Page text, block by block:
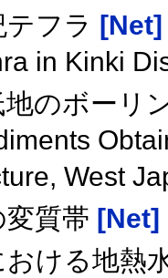
フラ [Net]
in Kinki
地のボーリ
West
質帯 [Net]
おける地熱